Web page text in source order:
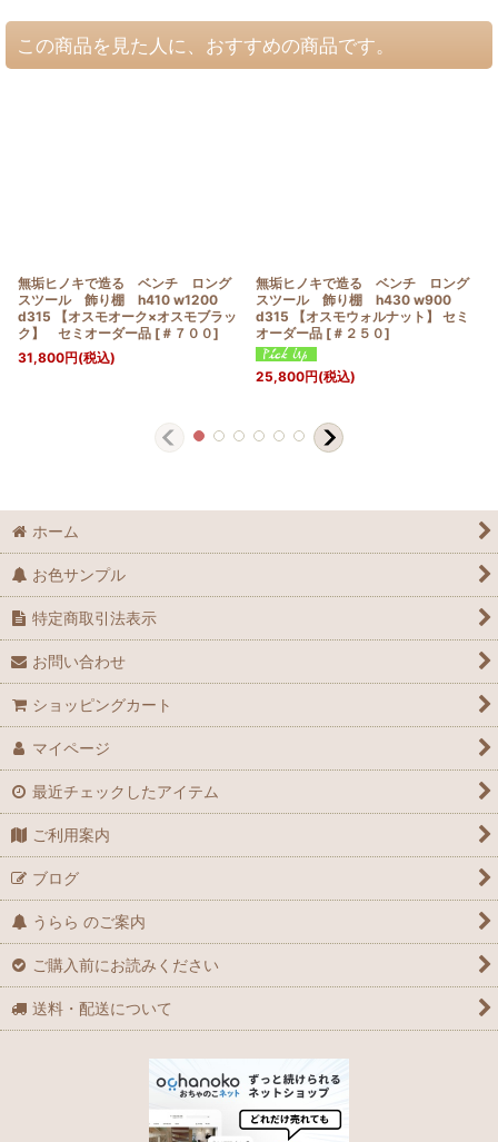
この商品を見た人に、おすすめの商品です。
無垢ヒノキで造る ベンチ ロング
スツール 飾り棚 h410 w1200
d315 【オスモオーク×オスモブラッ
ク】 セミオーダー品 [ ＃７００]
31,800円(税込)
無垢ヒノキで造る ベンチ ロング
スツール 飾り棚 h430 w900
d315 【オスモウォルナット】 セミ
オーダー品 [ ＃２５０]
25,800円(税込)
ホーム
お色サンプル
特定商取引法表示
お問い合わせ
ショッピングカート
マイページ
最近チェックしたアイテム
ご利用案内
ブログ
うらら のご案内
ご購入前にお読みください
送料・配送について